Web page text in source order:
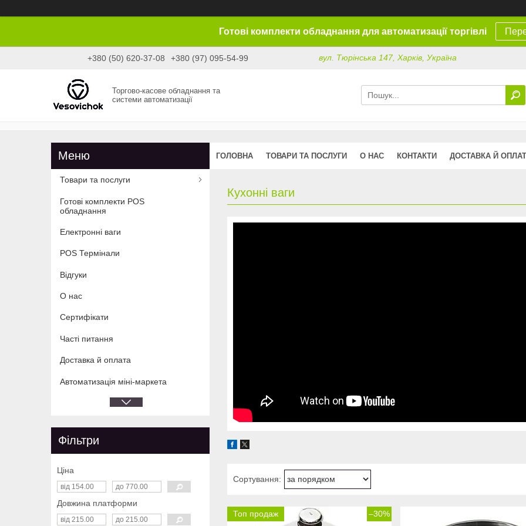
Готові комплекти обладнання для автоматизації торгівлі
+380 (50) 620-37-08 +380 (97) 095-54-99 вул. Тюрінська 147, Харків, Україна
Торгово-касове обладнання та
системи автоматизації
ГОЛОВНА ТОВАРИ ТА ПОСЛУГИ О НАС КОНТАКТИ ДОСТАВКА Й
Кухонні ваги
Топ продаж –30%
Товари та послуги
Готові комплекти POS
обладнання
Електронні ваги
POS Термінали
Відгуки
О нас
Сертифікати
Часті питання
Доставка й оплата
Автоматизація міні-маркета
Фільтри
Ціна
Довжина платформи